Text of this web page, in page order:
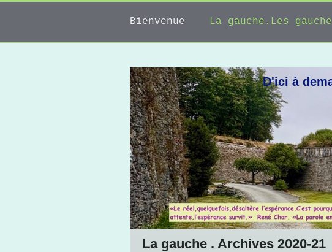
Bienvenue La gauche.Les
D'ici à
La gauche . Archives 2020-21